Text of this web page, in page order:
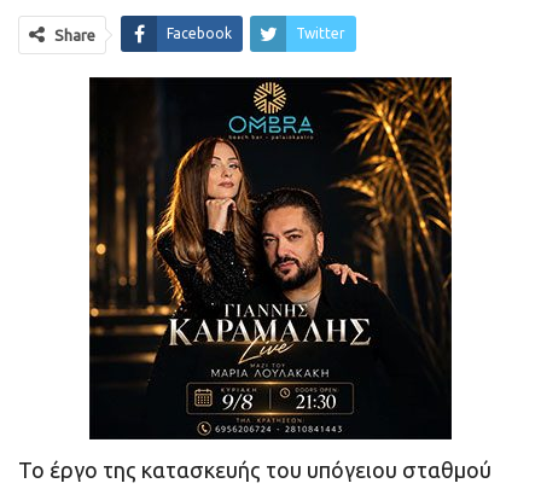
Share Facebook Twitter
Το έργο της κατασκευής του υπόγειου σταθμού